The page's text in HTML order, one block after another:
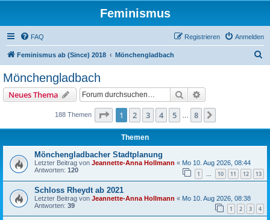
Feminismus
FAQ Anmelden
Registrieren
Feminismus ab (Since) 2018 Mönchengladbach
Mönchengladbach
Neues Thema Suche
188 Themen Seite 1von
1 2 3 4 5 8
Themen
Mönchengladbacher Stadtplanung
Letzter Beitrag von Jeannette-Anna Hollmann « Mo 10. Aug 2026, 08:44
Antworten: 120 1 … 10 11 12 13
Schloss Rheydt ab 2021
Letzter Beitrag von Jeannette-Anna Hollmann « Mo 10. Aug 2026, 08:38
Antworten: 39 1 2 3 4